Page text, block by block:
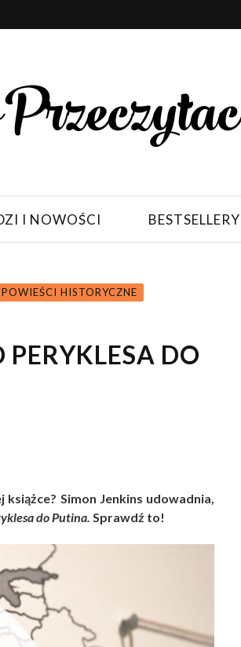
I NOWOŚCI BESTSELLERY
HISTORYCZNE
DO
Simon Jenkins udowadnia,
do Putina. Sprawdź to!